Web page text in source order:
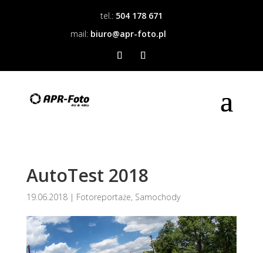
tel.: 504 178 671
mail: biuro@apr-foto.pl
AutoTest 2018
19.06.2018| Fotoreportaże, Samochody